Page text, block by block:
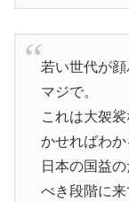
若い世代が
マジで。
これは大袈
かせればわか
日本の国益
べき段階に来